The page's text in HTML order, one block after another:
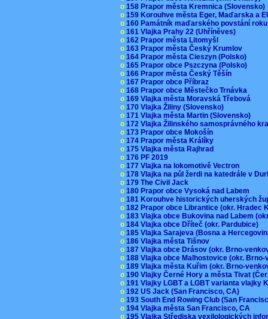
o 158 Prapor města Kremnica (Slovensko)
o 159 Korouhve města Eger, Maďarska a
o 160 Památník maďarského povstání
o 161 Vlajka Prahy 22 (Uhříněves)
o 162 Prapor města Litomyšl
o 163 Prapor města Český Krumlov
o 164 Prapor města Cieszyn (Polsko)
o 165 Prapor obce Pszczyna (Polsko)
o 166 Prapor města Český Těšín
o 167 Prapor obce Příbraz
o 168 Prapor obce Městečko Trnávka
o 169 Vlajka města Moravská Třebová
o 170 Vlajka Žiliny (Slovensko)
o 171 Vlajka města Martin (Slovensko)
o 172 Vlajka Žilinského samosprávného
o 173 Prapor obce Mokošín
o 174 Prapor města Králíky
o 175 Vlajka města Rajhrad
o 176 PF 2019
o 177 Vlajka na lokomotivě Vectron
o 178 Vlajka na půl žerdi na katedrále v
o 179 The Civil Jack
o 180 Prapor obce Vysoká nad Labem
o 181 Korouhve historických uherských
o 182 Prapor obce Librantice (okr. Hradec
o 183 Vlajka obce Bukovina nad Labem
o 184 Vlajka obce Dříteč (okr. Pardubice)
o 185 Vlajka Sarajeva (Bosna a
o 186 Vlajka města Tišnov
o 187 Vlajka obce Drásov (okr. Brno-
o 188 Vlajka obce Malhostovice (okr.
o 189 Vlajka města Kuřim (okr. Brno-
o 190 Vlajky Černé Hory a města Tivat
o 191 Vlajky LGBT a LGBT varianta vlajky
o 192 US Jack (San Francisco, CA)
o 193 South End Rowing Club (San
o 194 Vlajka města San Francisco, CA
o 195 Vlajka Střediska vexilologických